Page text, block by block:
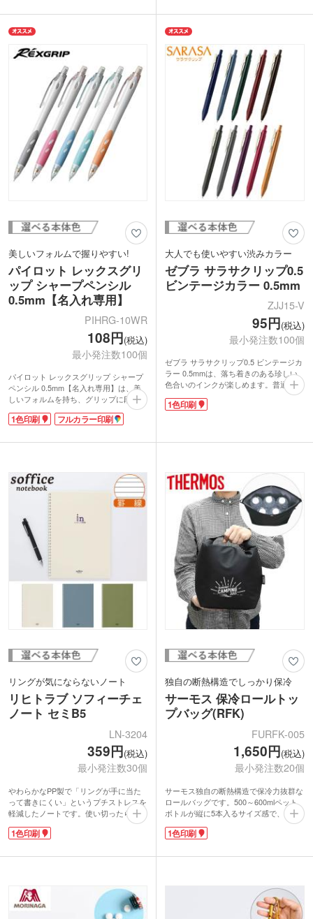
プ。伸びやかでさらさらとした書き心地
が特徴です。また可動式バインダークリ
ップは厚みのあるボード等にもはさむこ
とができ便利です。
白軸とクリップ部に印刷が可能。ばらま
きノベルティとしても定番のボールペ
ン。カラフルなグリップ色でコーポレー
トカラーに合わせたオリジナルグッズが
作れます。
をキープします。だんだん太くなる、薄
くなるといった文字ムラをなくし、くっ
ます。
小学校、中学校の卒業記念品に大変人気
があります。
美しいフォルムで握りやすい!
パイロット レックスグリ
ップ シャープペンシル
0.5mm【名入れ専用】
PIHRG-10WR
108円(税込)
最小発注数100個
パイロット レックスグリップ シャープ
ペンシル 0.5mm【名入れ専用】は、美
しいフォルムを持ち、グリップに段差が
ないから握りやすいシャープペンシル。
ボディーが白なので社名・メッセージな
ルカラー5色をご用意。
1色印刷 フルカラー印刷
大人でも使いやすい渋みカラー
ゼブラ サラサクリップ0.5
ビンテージカラー 0.5mm
ZJJ15-V
95円(税込)
最小発注数100個
ゼブラ サラサクリップ0.5 ビンテージカ
ラー 0.5mmは、落ち着きのある珍しい
色合いのインクが楽しめます。普通の黒
や赤のボールペンじゃ物足りないけど、
カラフルなペンは子どもっぽくて使いに
心地ながらくっきりした文字が書けるジ
ワンポイントでブランドロゴや企業名を
印刷すれば、イベントや講演会の来場特
典として配布するのにピッタリです。激
安価格なので、予算を抑えながらもオシ
ャレなノベルティが制作できますよ。
1色印刷
リングが気にならないノート
リヒトラブ ソフィーチェ
ノート セミB5
LN-3204
359円(税込)
最小発注数30個
やわらかなPP製で「リングが手に当た
って書きにくい」というプチストレスを
軽減したノートです。使い切ったらリン
グをハサミで切ってリーフの取り外しが
可能。リヒトラブのツイストノートやオ
できます。背面には付箋やシールを入れ
き、年代性別問わず喜ばれるノベルティ
を作成できます。一般的な大学ノートと
同じセミB5サイズで、学習からビジネ
1色印刷
独自の断熱構造でしっかり保冷
サーモス 保冷ロールトッ
プバッグ(RFK)
FURFK-005
1,650円(税込)
最小発注数20個
サーモス独自の断熱構造で保冷力抜群な
ロールバッグです。500～600mlペット
ボトルが縦に5本入るサイズ感で、アウ
トドアやスポーツシーンに最適！開け閉
めが簡単なロールトップ型でランチバッ
表面にロゴや学校名を名入れして、アウ
1色印刷